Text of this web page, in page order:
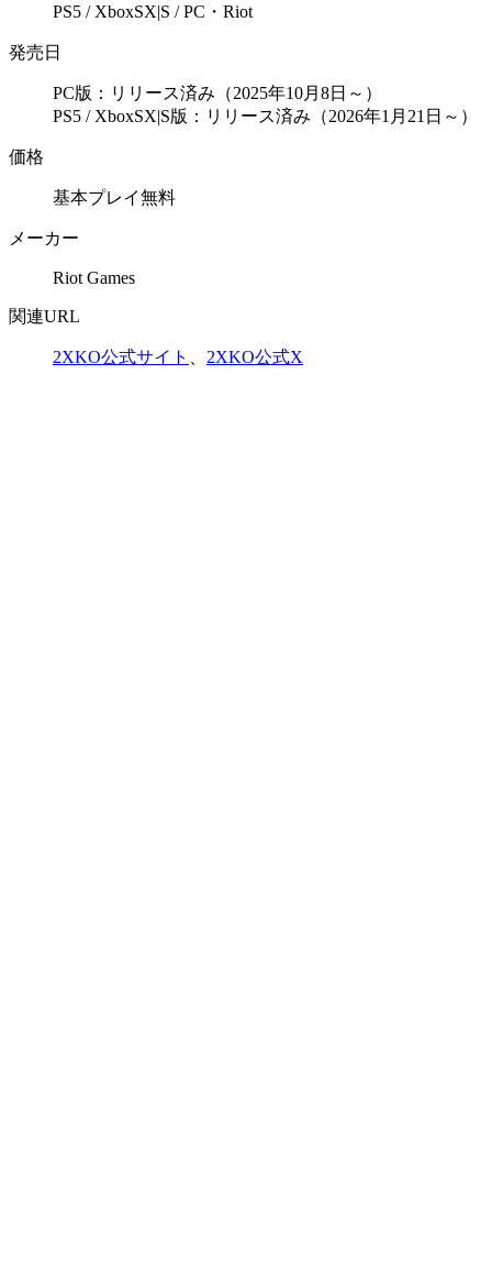
PS5 / XboxSX|S / PC・Riot
発売日
PC版：リリース済み（2025年10月8日～）
PS5 / XboxSX|S版：リリース済み（2026年1月21日～）
価格
基本プレイ無料
メーカー
Riot Games
関連URL
2XKO公式サイト 2XKO公式X